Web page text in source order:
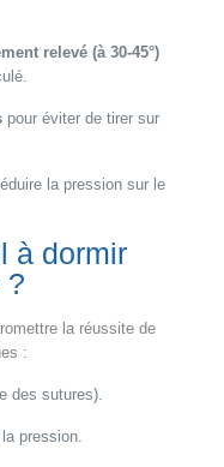
relevé (à 30-45°)
pour éviter de tirer sur
la pression sur le
à dormir
?
la réussite de
:
des sutures).
pression.